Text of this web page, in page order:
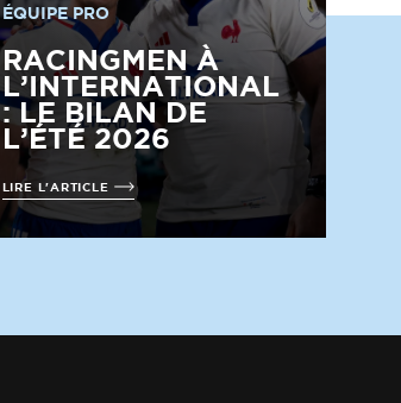
ÉQUIPE PRO
RACINGMEN À
L’INTERNATIONAL
: LE BILAN DE
L’ÉTÉ 2026
LIRE L'ARTICLE